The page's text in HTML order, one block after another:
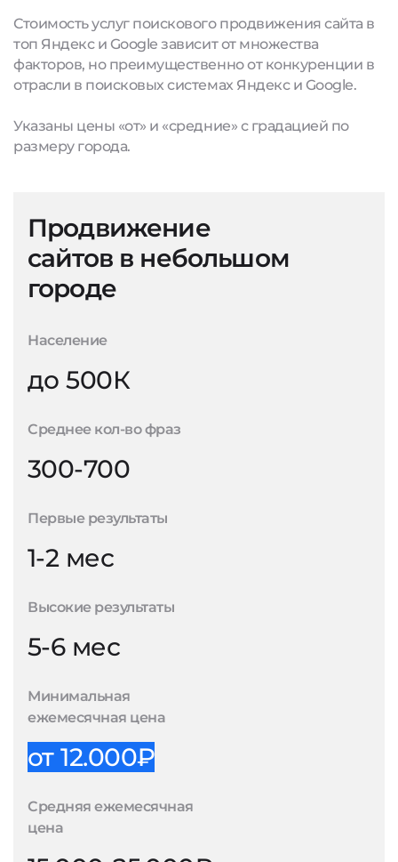
Стоимость услуг поискового продвижения сайта в
топ Яндекс и Google зависит от множества
факторов, но преимущественно от конкуренции в
отрасли в поисковых системах Яндекс и Google.
Указаны цены «от» и «средние» с градацией по
размеру города.
Продвижение
сайтов в небольшом
городе
Население
до 500К
Среднее кол-во фраз
300-700
Первые результаты
1-2 мес
Высокие результаты
5-6 мес
Минимальная
ежемесячная цена
от 12.000₽
Средняя ежемесячная
цена